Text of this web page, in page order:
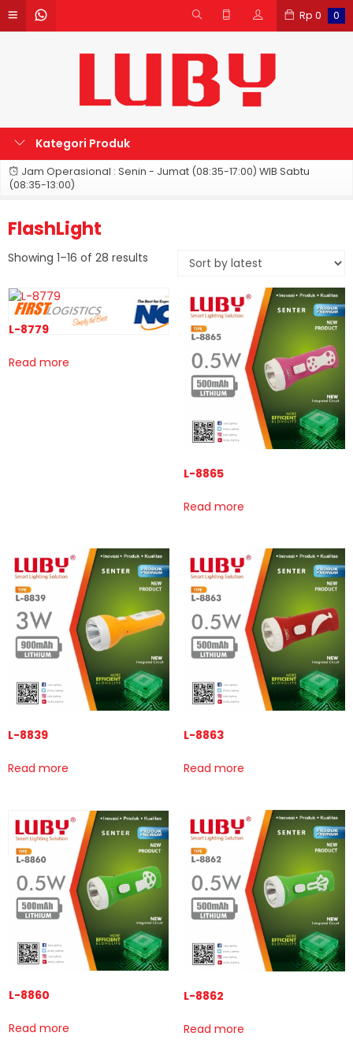
Rp 0 0
Kategori Produk
Jam Operasional : Senin - Jumat (08:35-17:00) WIB Sabtu
(08:35-13:00)
FlashLight
Showing 1–16 of 28 results
L-8779
Read more
L-8865
Read more
L-8839
Read more
L-8863
Read more
L-8860
Read more
L-8862
Read more